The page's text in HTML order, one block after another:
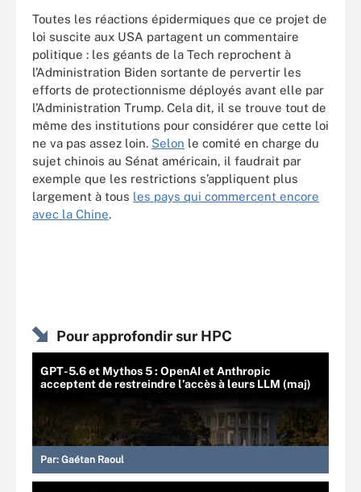
Toutes les réactions épidermiques que ce projet de
loi suscite aux USA partagent un commentaire
politique : les géants de la Tech reprochent à
l’Administration Biden sortante de pervertir les
efforts de protectionnisme déployés avant elle par
l’Administration Trump. Cela dit, il se trouve tout de
même des institutions pour considérer que cette loi
ne va pas assez loin. Selon le comité en charge du
sujet chinois au Sénat américain, il faudrait par
exemple que les restrictions s’appliquent plus
largement à tous les pays qui commercent encore
avec la Chine.
Pour approfondir sur HPC
GPT-5.6 et Mythos 5 : OpenAI et Anthropic
acceptent de restreindre l’accès à leurs LLM (maj)
Par: Gaétan Raoul